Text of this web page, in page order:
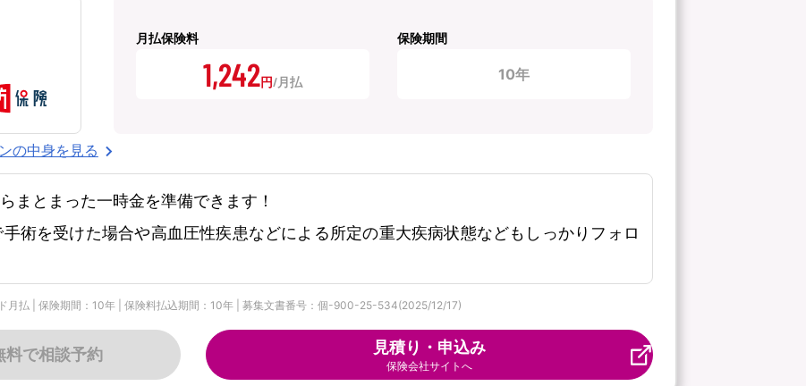
月払保険料
1,242円
保険期間
10年
の中身を見る
まとまった一時金を準備できます！
術を受けた場合や高血圧性疾患などによる所定の重大疾病状態などもしっかりフォロ
月払 | 保険期間：10年 | 保険料払込期間：10年 | 募集文書番号：個-900-25-534(2025/12/17)
料で相談予約 見積り・申込み
保険会社サイトへ